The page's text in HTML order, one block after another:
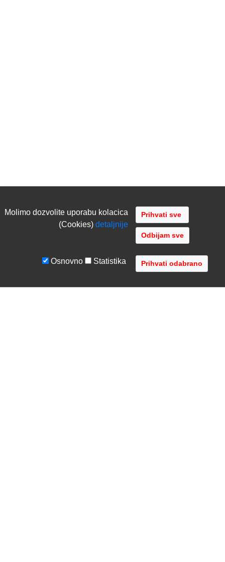
Molimo dozvolite uporabu kolacica
(Cookies)detaljnije
Odbijam sve
Osnovno Statistika